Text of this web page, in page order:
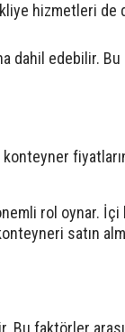
hizmetleri de
dahil edebilir.
rol oynar.
satın
faktörler